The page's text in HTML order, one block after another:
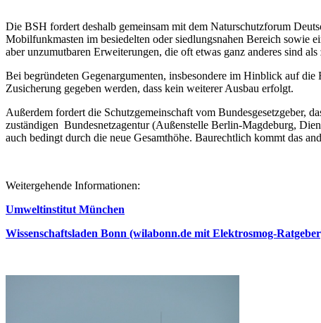
Die BSH fordert deshalb gemeinsam mit dem Naturschutzforum
Mobilfunkmasten im besiedelten oder siedlungsnahen Bereich sowie
aber unzumutbaren Erweiterungen, die oft etwas ganz anderes sind
Bei begründeten Gegenargumenten, insbesondere im Hinblick auf
Zusicherung gegeben werden, dass kein weiterer Ausbau erfolgt.
Außerdem fordert die Schutzgemeinschaft vom Bundesgesetzgeber,
zuständigen Bundesnetzagentur (Außenstelle Berlin-Magdeburg,
auch bedingt durch die neue Gesamthöhe. Baurechtlich kommt das
Weitergehende Informationen:
Umweltinstitut München
Wissenschaftsladen Bonn (wilabonn.de mit Elektrosmog-